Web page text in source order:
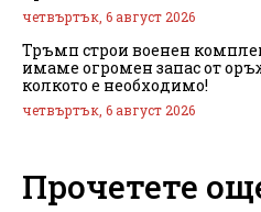
четвъртък, 6 август 2026
Тръмп строи военен
имаме огромен запас от
колкото е необходимо!
четвъртък, 6 август 2026
Прочетете